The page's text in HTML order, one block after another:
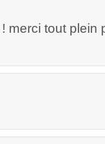
merci tout plein